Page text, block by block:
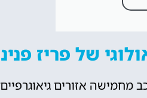
של פריז
מחמישה אזורים